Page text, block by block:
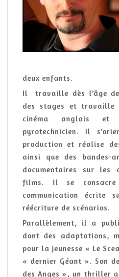
deux enfants.
Il travaille dès l’âge
des stages et travaille
cinéma anglais et
pyrotechnicien. Il
production et réalise
ainsi que des bandes-
documentaires sur les
films. Il se
communication écrite
réécriture de scénarios.
Parallèlement, il a
dont des adaptations,
pour la jeunesse « Le
« dernier Géant ». Son
des Anges », un thriller